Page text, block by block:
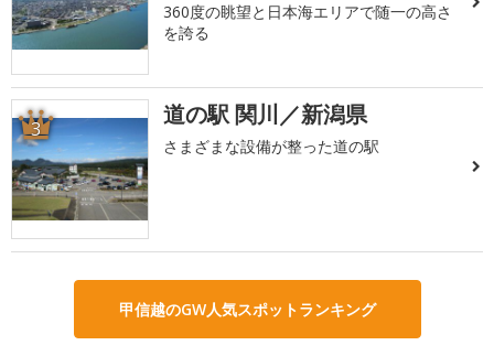
360度の眺望と日本海エリアで随一の高さ
を誇る
3 道の駅 関川／新潟県
さまざまな設備が整った道の駅
甲信越のGW人気スポットランキング